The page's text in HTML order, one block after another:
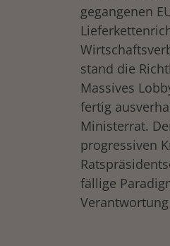
gegangenen
stand die
Massives
fertig
Ministerrat.
progressiven
fällige